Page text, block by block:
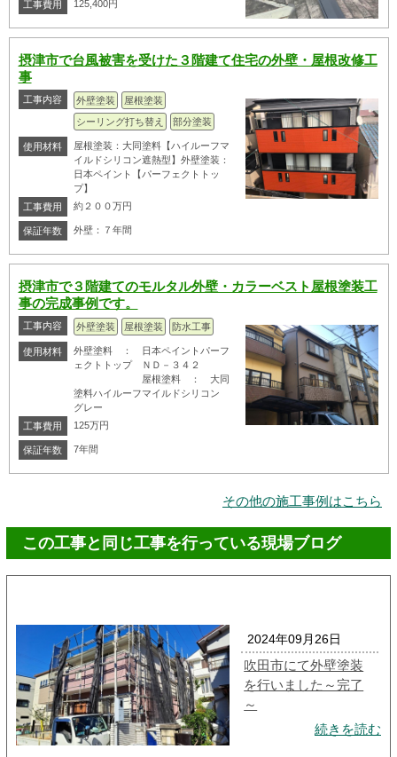
工事費用 125,400円
摂津市で台風被害を受けた３階建て住宅の外壁・屋根改修工
事
工事内容 外壁塗装
屋根塗装
シーリング打ち替え
部分塗装
使用材料
屋根塗装：大同塗料【ハイルーフマ
イルドシリコン遮熱型】外壁塗装：
日本ペイント【パーフェクトトッ
プ】
工事費用
約２００万円
保証年数 外壁：７年間
摂津市で３階建てのモルタル外壁・カラーベスト屋根塗装工
事の完成事例です。
工事内容 外壁塗装 屋根塗装 防水工事
使用材料
外壁塗料 ： 日本ペイントパーフ
ェクトトップ ＮＤ－３４２
屋根塗料 ： 大同
塗料ハイルーフマイルドシリコン
グレー
工事費用
125万円
保証年数 7年間
その他の施工事例はこちら
この工事と同じ工事を行っている現場ブログ
2024年09月26日
吹田市にて外壁塗装
を行いました～完了
～
続きを読む